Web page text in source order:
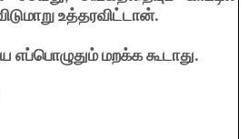
உத்தரவிட்டான்.
எப்பொழுதும் மறக்க கூடாது.